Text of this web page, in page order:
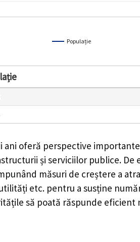
Populație
oferă perspective
și serviciilor publice.
măsuri de creștere a
etc. pentru a susține
să poată răspunde